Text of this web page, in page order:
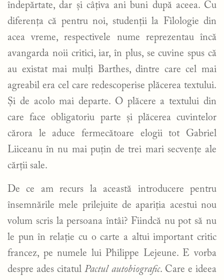
îndepărtate, dar și câțiva ani buni după aceea. Cu
diferența că pentru noi, studenții la Filologie din
acea vreme, respectivele nume reprezentau încă
avangarda noii critici, iar, în plus, se cuvine spus că
au existat mai mulți Barthes, dintre care cel mai
agreabil era cel care redescoperise plăcerea textului.
Și de acolo mai departe. O plăcere a textului din
care face obligatoriu parte și plăcerea cuvintelor
cărora le aduce fermecătoare elogii tot Gabriel
Liiceanu în nu mai puțin de trei mari secvențe ale
cărții sale.
De ce am recurs la această introducere pentru
însemnările mele prilejuite de apariția acestui nou
volum scris la persoana întâi? Fiindcă nu pot să nu
le pun în relație cu o carte a altui important critic
francez, pe numele lui Philippe Lejeune. E vorba
despre ades citatulPactul autobiografic. Care e ideea